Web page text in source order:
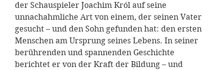
der Schauspieler Joachim Król auf seine
unnachahmliche Art von einem, der seinen Vater
gesucht – und den Sohn gefunden hat: den ersten
Menschen am Ursprung seines Lebens. In seiner
berührenden und spannenden Geschichte
berichtet er von der Kraft der Bildung – und